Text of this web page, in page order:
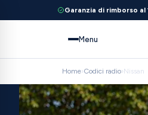
Garanzia di rimborso al
Menu
Home›Codici radio›Nissan